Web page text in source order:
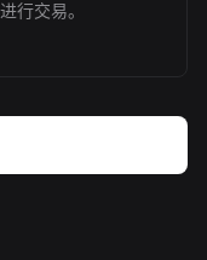
行交易。